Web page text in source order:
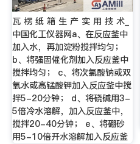
瓦 楞 纸 箱 生 产 实 用 技 术_
中国化工仪器网a、在反应釜中
加入水，再加淀粉搅拌均匀；
b、将强固催化剂加入反应釜中
搅拌均匀； c、将次氯酸钠或双
氧水或高锰酸钾加入反应釜中搅
拌5-20分钟； d、将硗碱用3-
5倍冷水溶解，加入反应釜中，
搅拌20-40分钟； e、将硼砂
用5-10倍开水溶解加入反应釜